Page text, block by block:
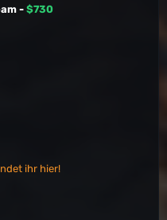
- $730
ihr hier!